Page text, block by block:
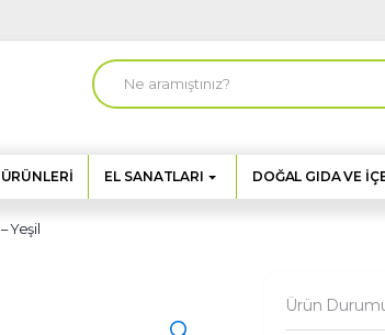
A
r
a
EL SANATLARI DOĞAL GIDA VE
Yeşil
Ürün